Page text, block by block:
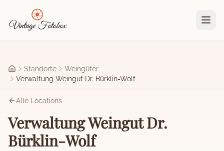
Startseite
Standorte
Weingüter
Verwaltung Weingut Dr. Bürklin-Wolf
Alle Locations
Verwaltung Weingut Dr.
Bürklin-Wolf